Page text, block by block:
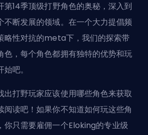
第14季顶级打野角色的奥秘，深入到
不断发展的领域。在一个大力提倡频
略性对抗的meta下，我们的探索带
色，每个角色都拥有独特的优势和玩
吧。
出打野玩家应该使用哪些角色来获取
阅读吧！如果你不知道如何玩这些角
你只需要雇佣一个Eloking的专业级